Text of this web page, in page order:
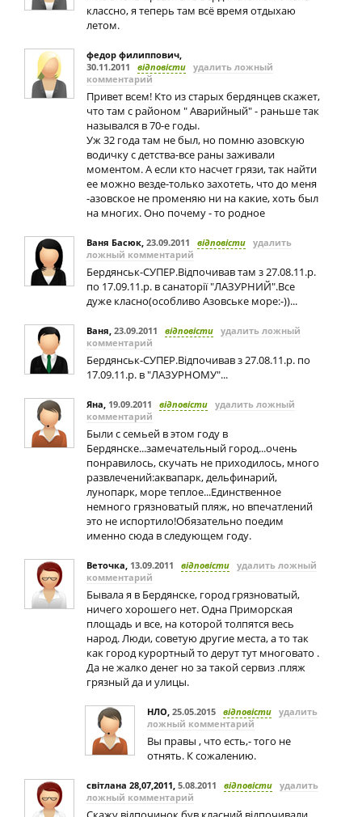
классно, я теперь там всё время отдыхаю
летом.
федор филиппович,
30.11.2011
відповісти удалить ложный
комментарий
Привет всем! Кто из старых бердянцев скажет,
что там с районом " Аварийный" - раньше так
назывался в 70-е годы.
Уж 32 года там не был, но помню азовскую
водичку с детства-все раны заживали
моментом. А если кто насчет грязи, так найти
ее можно везде-только захотеть, что до меня
-азовское не променяю ни на какие, хоть был
на многих. Оно почему - то родное
Ваня Басюк, 23.09.2011 відповісти удалить
ложный комментарий
Бердянськ-СУПЕР.Відпочивав там з 27.08.11.р.
по 17.09.11.р. в санаторії "ЛАЗУРНИЙ".Все
дуже класно(особливо Азовське море:-))...
Ваня, 23.09.2011 відповісти удалить ложный
комментарий
Бердянськ-СУПЕР.Відпочивав з 27.08.11.р. по
17.09.11.р. в "ЛАЗУРНОМУ"...
Яна, 19.09.2011 відповісти удалить ложный
комментарий
Были с семьей в этом году в
Бердянске...замечательный город...очень
понравилось, скучать не приходилось, много
развлечений:аквапарк, дельфинарий,
лунопарк, море теплое...Единственное
немного грязноватый пляж, но впечатлений
это не испортило!Обязательно поедим
именно сюда в следующем году.
Веточка, 13.09.2011 відповісти удалить ложный
комментарий
Бывала я в Бердянске, город грязноватый,
ничего хорошего нет. Одна Приморская
площадь и все, на которой толпятся весь
народ. Люди, советую другие места, а то так
как город курортный то дерут тут многовато .
Да не жалко денег но за такой сервиз .пляж
грязный да и улицы.
НЛО, 25.05.2015 відповісти удалить
ложный комментарий
Вы правы , что есть,- того не
отнять. К сожалению.
світлана 28,07,2011, 5.08.2011 відповісти удалить
ложный комментарий